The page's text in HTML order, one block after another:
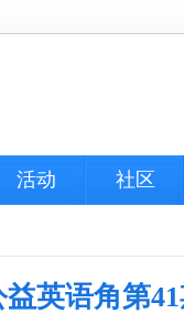
活动 社区
益英语角第